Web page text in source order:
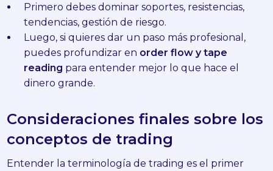
Primero debes dominar soportes, resistencias,
tendencias, gestión de riesgo.
Luego, si quieres dar un paso más profesional,
puedes profundizar en order flow y tape
reading para entender mejor lo que hace el
dinero grande.
Consideraciones finales sobre los
conceptos de trading
Entender la terminología de trading es el primer